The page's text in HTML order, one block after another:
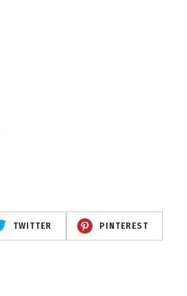
TWITTER PINTEREST